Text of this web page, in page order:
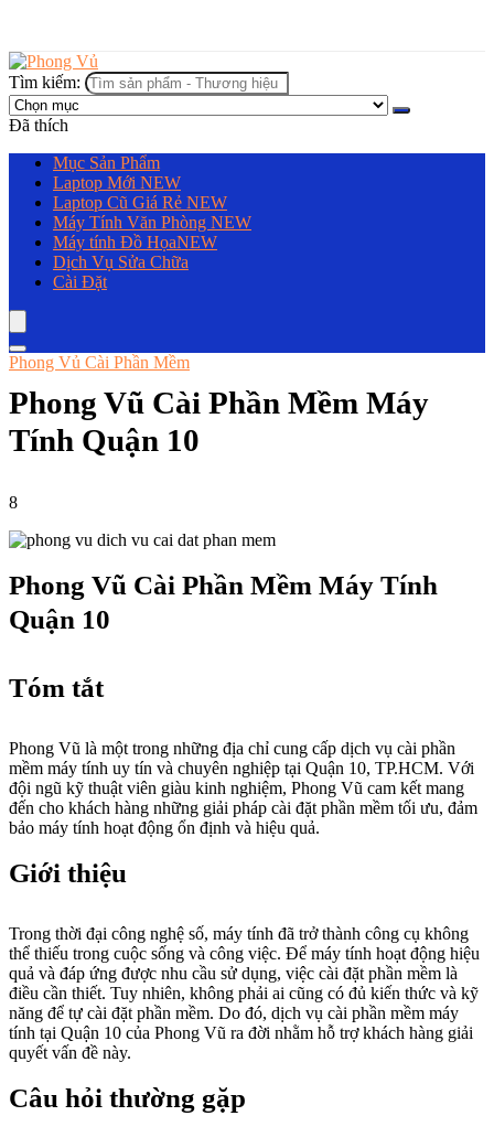
Tìm kiếm:
Đã thích
Mục Sản Phẩm
Laptop Mới NEW
Laptop Cũ Giá Rẻ NEW
Máy Tính Văn Phòng NEW
Máy tính Đồ HọaNEW
Dịch Vụ Sửa Chữa
Cài Đặt
Phong Vủ Cài Phần Mềm
Phong Vũ Cài Phần Mềm Máy
Tính Quận 10
8
Phong Vũ Cài Phần Mềm Máy Tính
Quận 10
Tóm tắt
Phong Vũ là một trong những địa chỉ cung cấp dịch vụ cài phần
mềm máy tính uy tín và chuyên nghiệp tại Quận 10, TP.HCM. Với
đội ngũ kỹ thuật viên giàu kinh nghiệm, Phong Vũ cam kết mang
đến cho khách hàng những giải pháp cài đặt phần mềm tối ưu, đảm
bảo máy tính hoạt động ổn định và hiệu quả.
Giới thiệu
Trong thời đại công nghệ số, máy tính đã trở thành công cụ không
thể thiếu trong cuộc sống và công việc. Để máy tính hoạt động hiệu
quả và đáp ứng được nhu cầu sử dụng, việc cài đặt phần mềm là
điều cần thiết. Tuy nhiên, không phải ai cũng có đủ kiến thức và kỹ
năng để tự cài đặt phần mềm. Do đó, dịch vụ cài phần mềm máy
tính tại Quận 10 của Phong Vũ ra đời nhằm hỗ trợ khách hàng giải
quyết vấn đề này.
Câu hỏi thường gặp